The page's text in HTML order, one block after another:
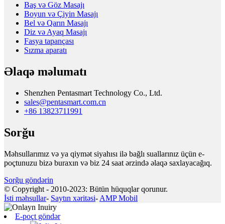
Baş və Göz Masajı
Boyun və Çiyin Masajı
Bel və Qarın Masajı
Diz və Ayaq Masajı
Fasya tapançası
Sızma aparatı
Əlaqə məlumatı
Shenzhen Pentasmart Technology Co., Ltd.
sales@pentasmart.com.cn
+86 13823711991
Sorğu
Məhsullarımız və ya qiymət siyahısı ilə bağlı suallarınız üçün e-
poçtunuzu bizə buraxın və biz 24 saat ərzində əlaqə saxlayacağıq.
Sorğu göndərin
© Copyright - 2010-2023: Bütün hüquqlar qorunur.
İsti məhsullar- Saytın xəritəsi- AMP Mobil
E-poçt göndər